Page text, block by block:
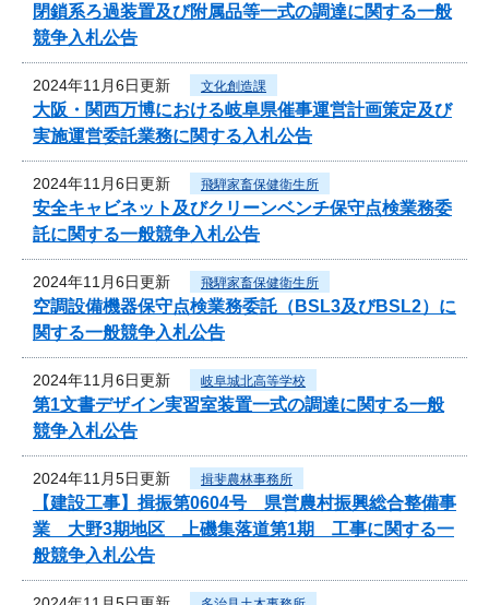
閉鎖系ろ過装置及び附属品等一式の調達に関する一般
競争入札公告
2024年11月6日更新 文化創造課
大阪・関西万博における岐阜県催事運営計画策定及び
実施運営委託業務に関する入札公告
2024年11月6日更新 飛騨家畜保健衛生所
安全キャビネット及びクリーンベンチ保守点検業務委
託に関する一般競争入札公告
2024年11月6日更新 飛騨家畜保健衛生所
空調設備機器保守点検業務委託（BSL3及びBSL2）に
関する一般競争入札公告
2024年11月6日更新 岐阜城北高等学校
第1文書デザイン実習室装置一式の調達に関する一般
競争入札公告
2024年11月5日更新 揖斐農林事務所
【建設工事】揖振第0604号 県営農村振興総合整備事
業 大野3期地区 上磯集落道第1期 工事に関する一
般競争入札公告